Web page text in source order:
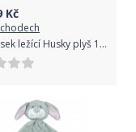
Kč
Pes/pejsek ležící Husky plyš 14x16x30cm 0+